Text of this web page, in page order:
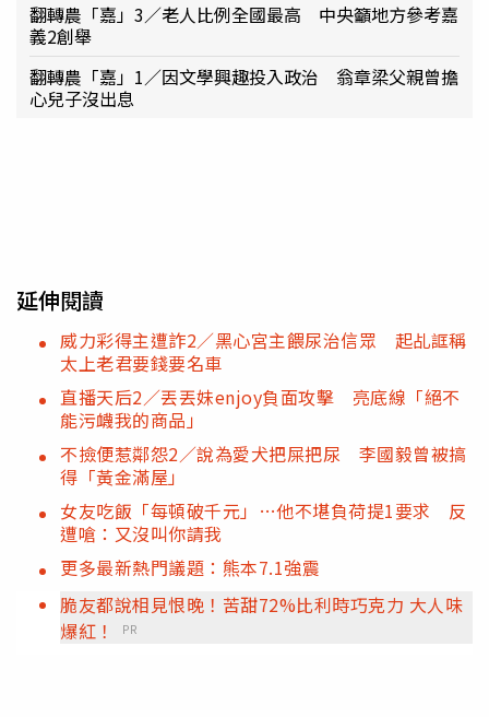
翻轉農「嘉」3／老人比例全國最高 中央籲地方參考嘉
義2創舉
翻轉農「嘉」1／因文學興趣投入政治 翁章梁父親曾擔
心兒子沒出息
延伸閱讀
威力彩得主遭詐2／黑心宮主餵尿治信眾 起乩誆稱
太上老君要錢要名車
直播天后2／丟丟妹enjoy負面攻擊 亮底線「絕不
能污衊我的商品」
不撿便惹鄰怨2／說為愛犬把屎把尿 李國毅曾被搞
得「黃金滿屋」
女友吃飯「每頓破千元」…他不堪負荷提1要求 反
遭嗆：又沒叫你請我
更多最新熱門議題：熊本7.1強震
脆友都說相見恨晚！苦甜72%比利時巧克力 大人味
爆紅！
PR